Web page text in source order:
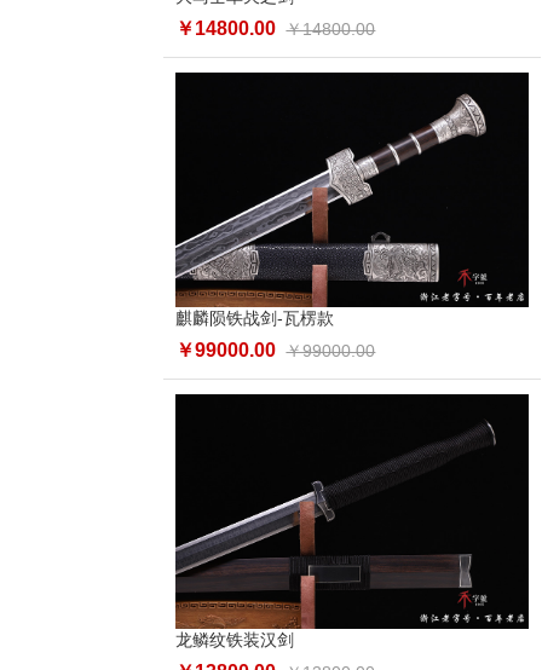
￥14800.00 ￥14800.00
麒麟陨铁战剑-瓦楞款
￥99000.00 ￥99000.00
龙鳞纹铁装汉剑